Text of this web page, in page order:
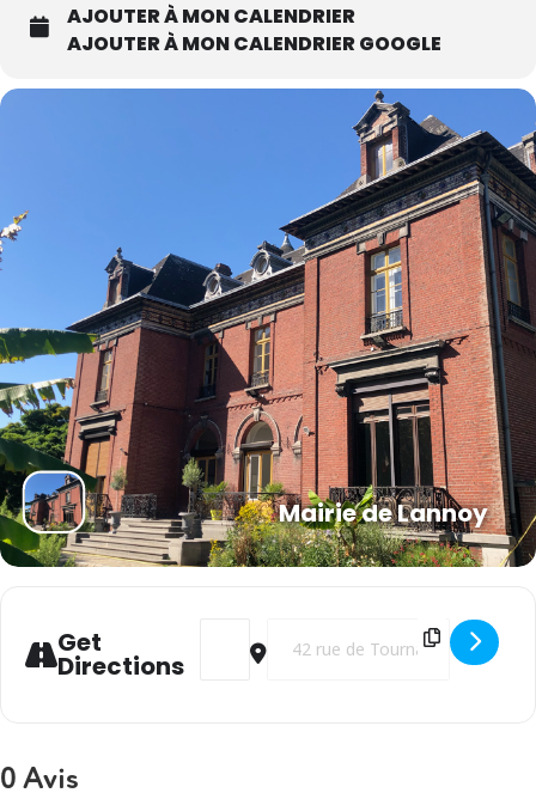
AJOUTER À MON CALENDRIER
AJOUTER À MON CALENDRIER GOOGLE
Mairie de Lannoy
Get
Directions
Address - Conseil Municipal [RLBRIYldU]
Destination Address - Conseil
0 Avis